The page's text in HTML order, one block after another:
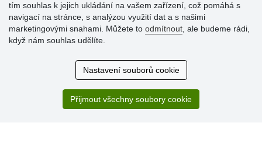
Hodnocení
zákazníků
Super obchod, kvalitní zboží za slušné ceny. Vřele
Sortiment za fajn ceny a hlavně super rychlé dodání. Moc
tím souhlas k jejich ukládání na vašem zařízení, což pomáhá s
navigací na stránce, s analýzou využití dat a s našimi
marketingovými snahami. Můžete to odmítnout , ale budeme rádi,
když nám souhlas udělíte.
Nastavení souborů cookie
Přijmout všechny soubory cookie